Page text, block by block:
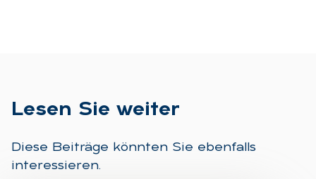
Le­sen Sie wei­ter
Diese Beiträge könnten Sie ebenfalls
interessieren.